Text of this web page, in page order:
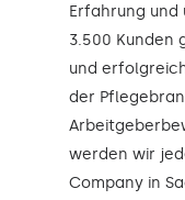
Erfahrung und
3.500 Kunden
und
der
werden wir
Company in